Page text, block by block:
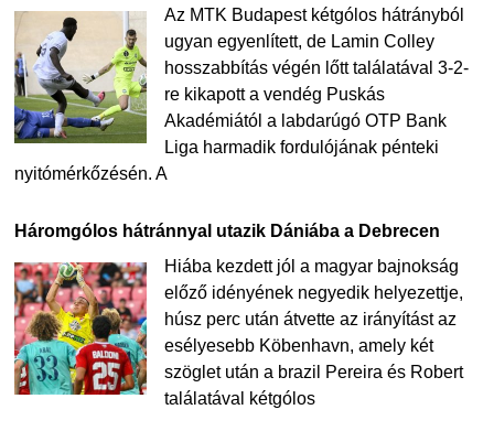
Az MTK Budapest kétgólos hátrányból
ugyan egyenlített, de Lamin Colley
hosszabbítás végén lőtt találatával 3-2-
re kikapott a vendég Puskás
Akadémiától a labdarúgó OTP Bank
Liga harmadik fordulójának pénteki
nyitómérkőzésén. A
Háromgólos hátránnyal utazik Dániába a Debrecen
Hiába kezdett jól a magyar bajnokság
előző idényének negyedik helyezettje,
húsz perc után átvette az irányítást az
esélyesebb Köbenhavn, amely két
szöglet után a brazil Pereira és Robert
találatával kétgólos